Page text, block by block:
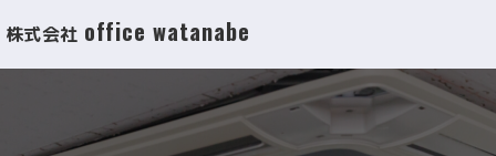
株式会社 office watanabe